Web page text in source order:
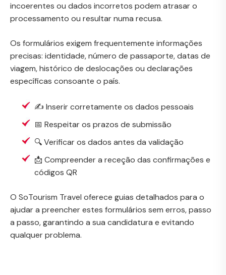
incoerentes ou dados incorretos podem atrasar o
processamento ou resultar numa recusa.
Os formulários exigem frequentemente informações
precisas: identidade, número de passaporte, datas de
viagem, histórico de deslocações ou declarações
específicas consoante o país.
✍️ Inserir corretamente os dados pessoais
📅 Respeitar os prazos de submissão
🔍 Verificar os dados antes da validação
📩 Compreender a receção das confirmações e
códigos QR
O SoTourism Travel oferece guias detalhados para o
ajudar a preencher estes formulários sem erros, passo
a passo, garantindo a sua candidatura e evitando
qualquer problema.